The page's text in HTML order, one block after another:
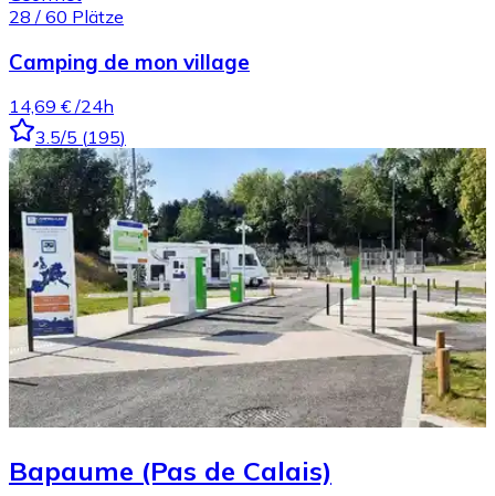
28 / 60 Plätze
Camping de mon village
14,69 € /24h
3.5/5 (195)
Bapaume (Pas de Calais)